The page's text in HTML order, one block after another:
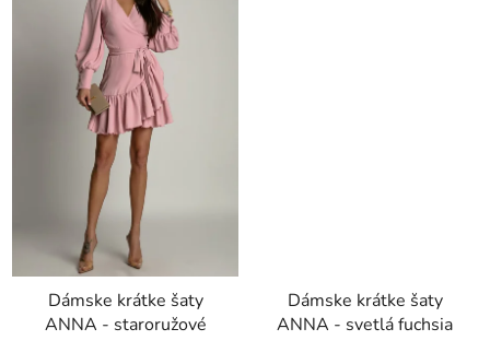
Dámske krátke šaty
ANNA - staroružové
Dámske krátke šaty
ANNA - svetlá fuchsia